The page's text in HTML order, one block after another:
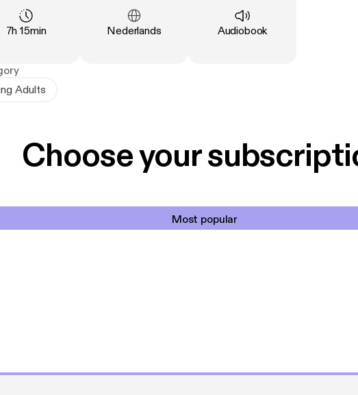
lezers vanaf 10 jaar.
Duration:
7h 15min Language:
Nederlands Type:
Audiobook
Adults
Choose your
Most popular